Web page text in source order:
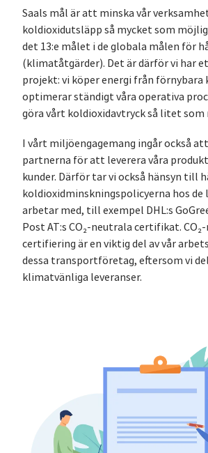
Saals mål är att minska vår
koldioxidutsläpp så mycket som
det 13:e målet i de globala målen för
(klimatåtgärder). Det är därför vi har
projekt: vi köper energi från förnybara
optimerar ständigt våra operativa
göra vårt koldioxidavtryck så litet
I vårt miljöengagemang ingår också
partnerna för att leverera våra
kunder. Därför tar vi också hänsyn till
koldioxidminskningspolicyerna hos
arbetar med, till exempel DHL:s
Post AT:s CO₂-neutrala certifikat.
certifiering är en viktig del av vår
dessa transportföretag, eftersom vi
klimatvänliga leveranser.